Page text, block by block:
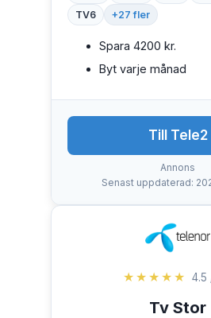
TV6
+27 fler
Spara 4200 kr.
Byt varje månad
Till Tele2
Annons
Senast uppdaterad:
★★★★★ 4.5
Tv Stor